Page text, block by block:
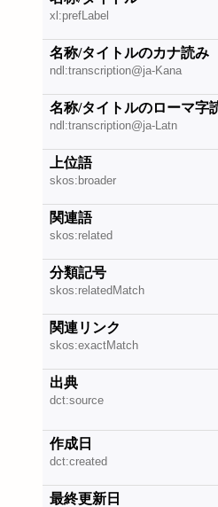
xl:prefLabel
名称/タイトルのカナ読み
ndl:transcription@ja-Kana
名称/タイトルのローマ字
ndl:transcription@ja-Latn
上位語
skos:broader
関連語
skos:related
分類記号
skos:relatedMatch
関連リンク
skos:exactMatch
出典
dct:source
作成日
dct:created
最終更新日